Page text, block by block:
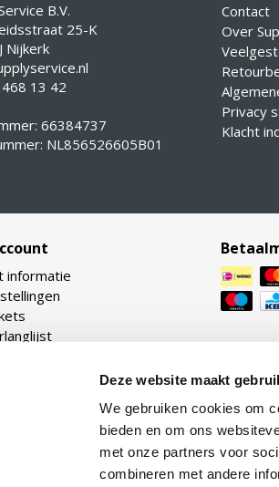
Deze website maakt
We gebruiken cookies om
bieden en om ons
met onze partners voor
combineren met andere
B.V.
25-K
Nijkerk
13 42
66384737
NL856526605B01
Contact
Over
Privacy
Klacht
informatie